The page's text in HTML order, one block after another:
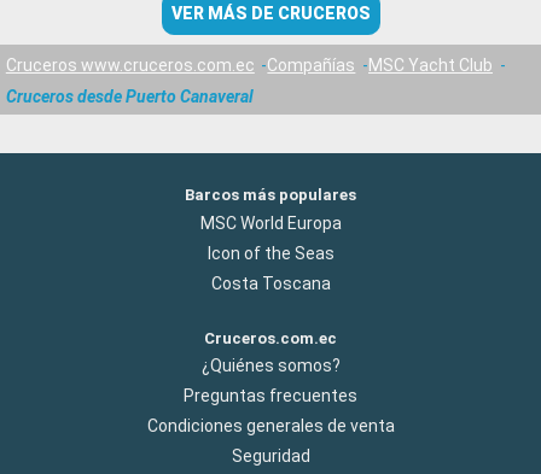
VER MÁS DE CRUCEROS
Cruceros www.cruceros.com.ec Compañías
MSC Yacht Club
Cruceros desde Puerto Canaveral
Barcos más populares
MSC World Europa
Icon of the Seas
Costa Toscana
Cruceros.com.ec
¿Quiénes somos?
Preguntas frecuentes
Condiciones generales de venta
Seguridad